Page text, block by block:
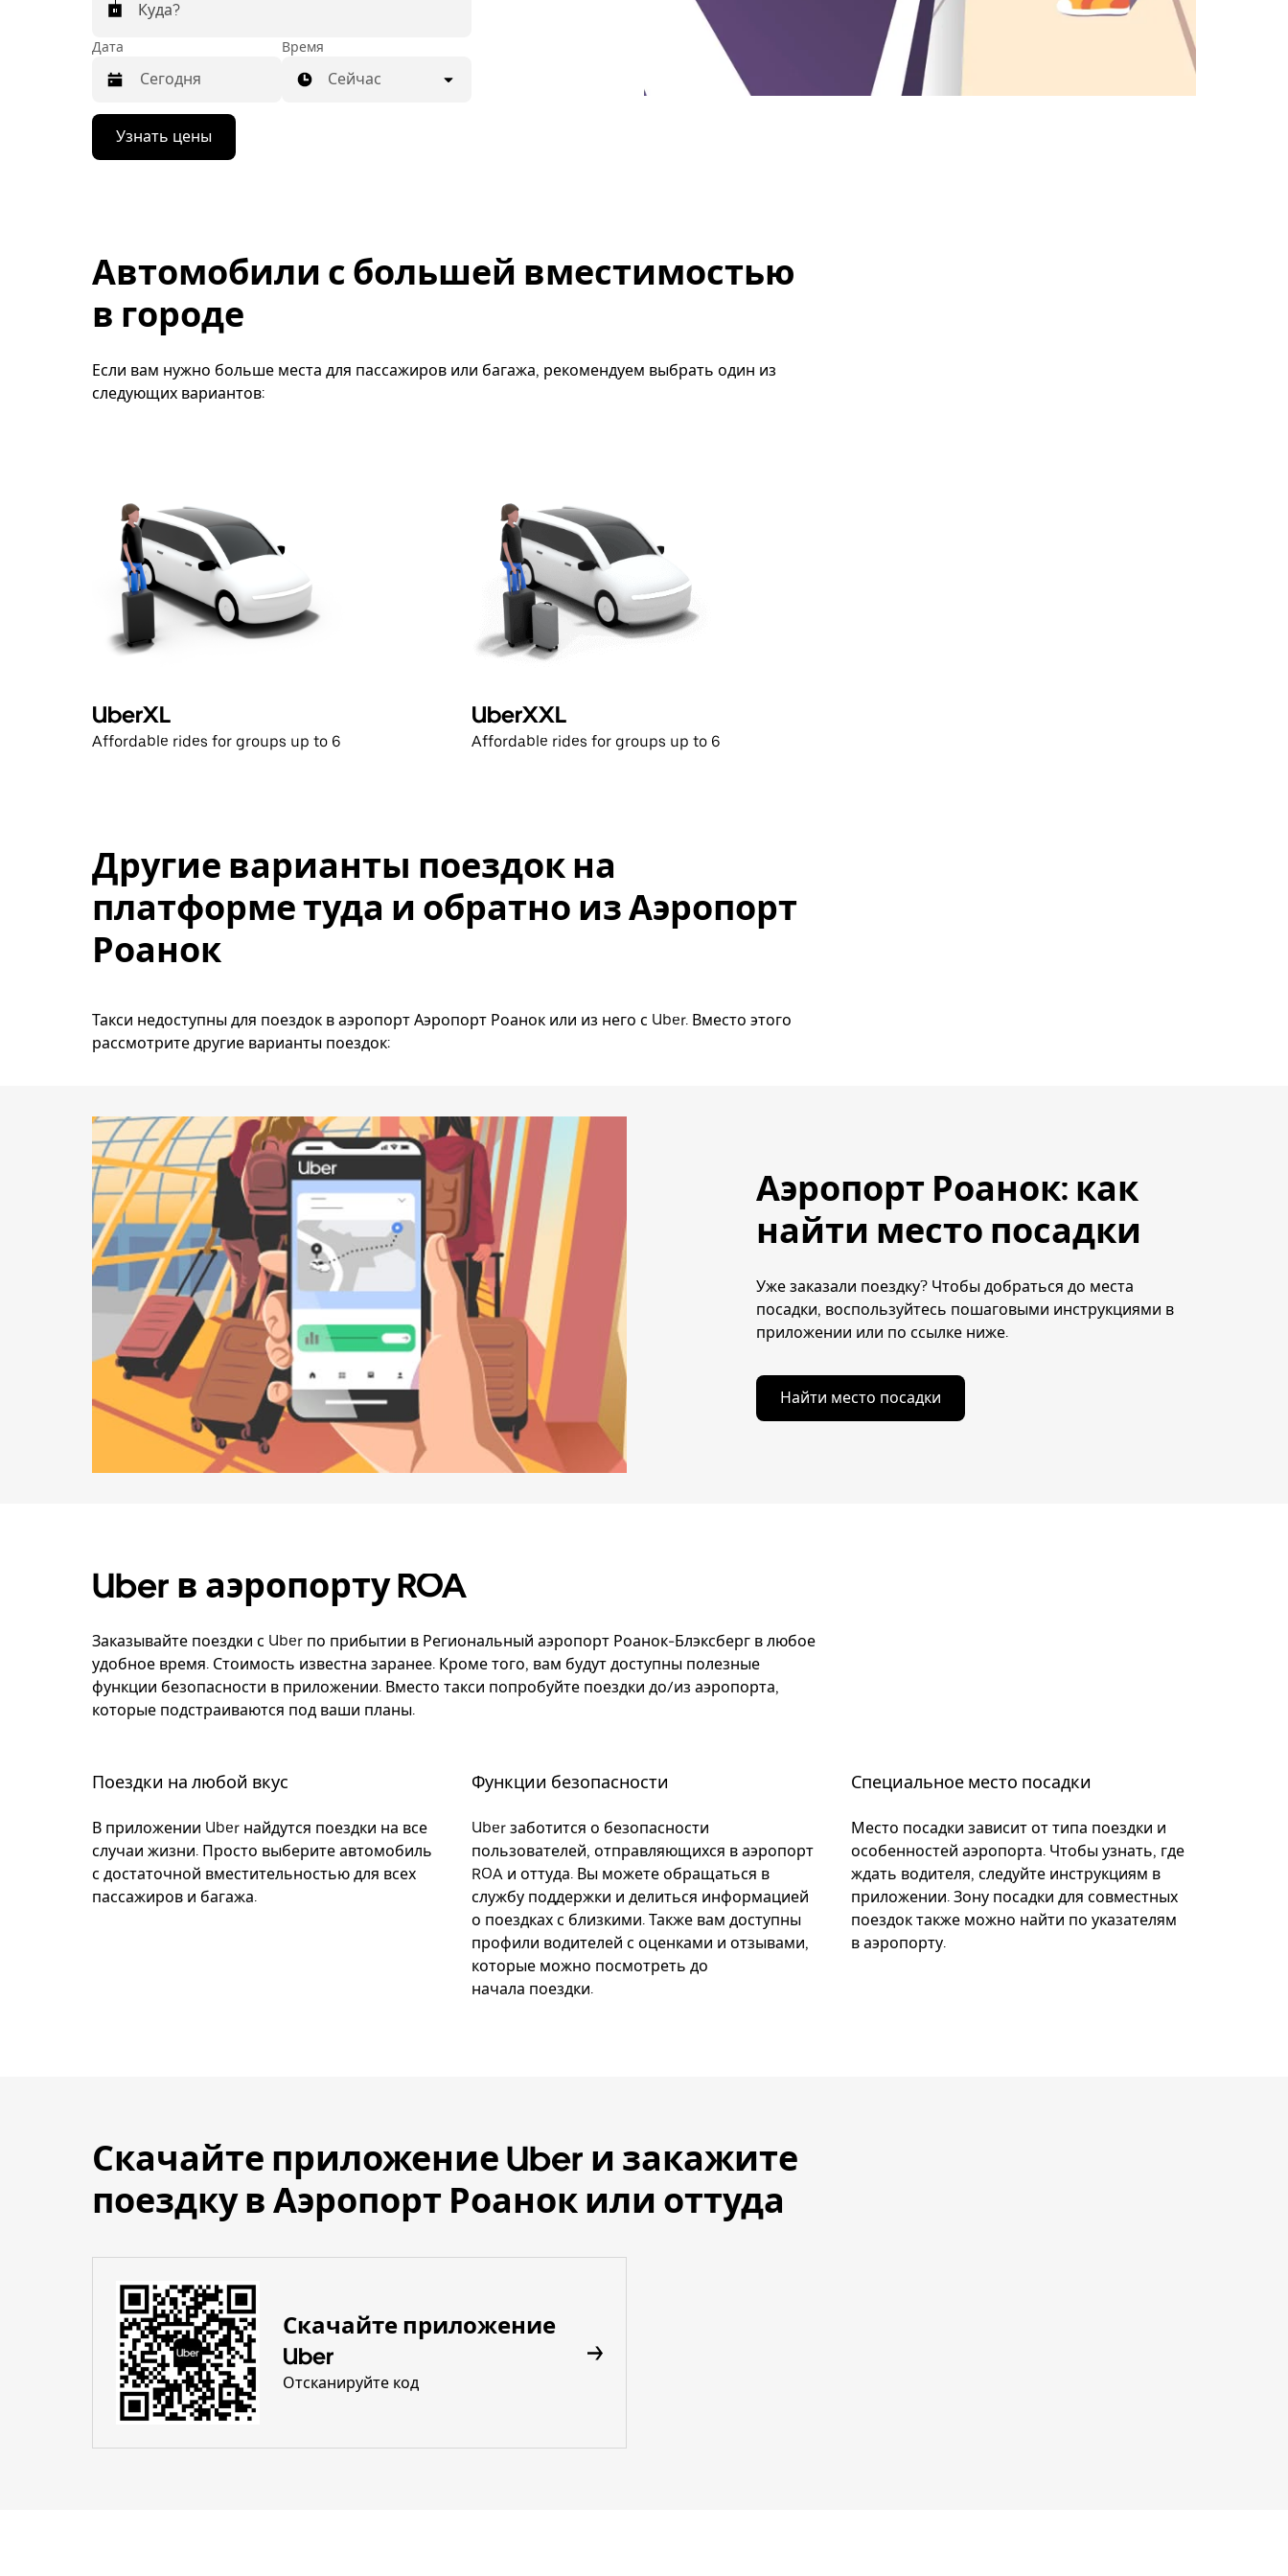
Куда?
Дата
Нажмите
стрелку
вниз,
выбрать
дату.
закрыть
календарь,
Esc.
Время
Сейчас
Узнать цены
Автомобили с большей вместимостью
в городе
Если вам нужно больше места для пассажиров или багажа, рекомендуем выбрать один из
следующих вариантов:
UberXL
Affordable rides for groups up to 6
UberXXL
Affordable rides for groups up to 6
Другие варианты поездок на
платформе туда и обратно из Аэропорт
Роанок
Такси недоступны для поездок в аэропорт Аэропорт Роанок или из него с Uber. Вместо этого
рассмотрите другие варианты поездок:
Аэропорт Роанок: как
найти место посадки
Уже заказали поездку? Чтобы добраться до места
посадки, воспользуйтесь пошаговыми инструкциями в
приложении или по ссылке ниже.
Найти место посадки
Uber в аэропорту ROA
Заказывайте поездки с Uber по прибытии в Региональный аэропорт Роанок-Блэксберг в любое
удобное время. Стоимость известна заранее. Кроме того, вам будут доступны полезные
функции безопасности в приложении. Вместо такси попробуйте поездки до/из аэропорта,
которые подстраиваются под ваши планы.
Поездки на любой вкус
В приложении Uber найдутся поездки на все
случаи жизни. Просто выберите автомобиль
с достаточной вместительностью для всех
пассажиров и багажа.
Функции безопасности
Uber заботится о безопасности
пользователей, отправляющихся в аэропорт
ROA и оттуда. Вы можете обращаться в
службу поддержки и делиться информацией
о поездках с близкими. Также вам доступны
профили водителей с оценками и отзывами,
которые можно посмотреть до
начала поездки.
Специальное место посадки
Место посадки зависит от типа поездки и
особенностей аэропорта. Чтобы узнать, где
ждать водителя, следуйте инструкциям в
приложении. Зону посадки для совместных
поездок также можно найти по указателям
в аэропорту.
Скачайте приложение Uber и закажите
поездку в Аэропорт Роанок или оттуда
Скачайте приложение
Uber
Отсканируйте код